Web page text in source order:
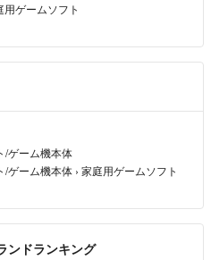
ゲームソフト
/ゲーム機本体
/ゲーム機本体 › 家庭用ゲームソフト
ンドランキング